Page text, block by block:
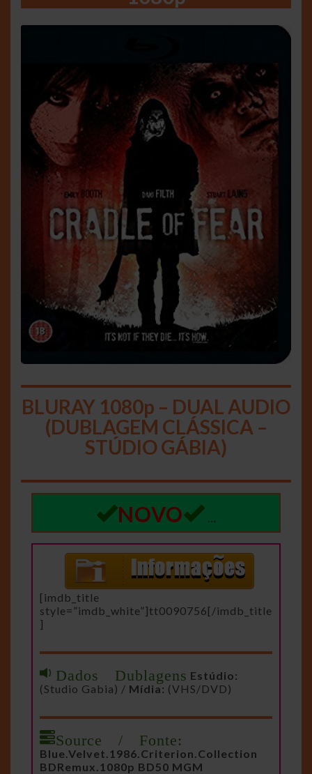
BLURAY 1080p – DUAL AUDIO
(DUBLAGEM CLÁSSICA –
STÚDIO GÁBIA)
NOVO
[imdb_title
style=”imdb_white”]tt0090756[/imdb_title
]
Dados Dublagens Estúdio:
(Studio Gabia) / Mídia: (VHS/DVD)
Source / Fonte:
Blue.Velvet.1986.Criterion.Collection
BDRemux.1080p BD50 MGM